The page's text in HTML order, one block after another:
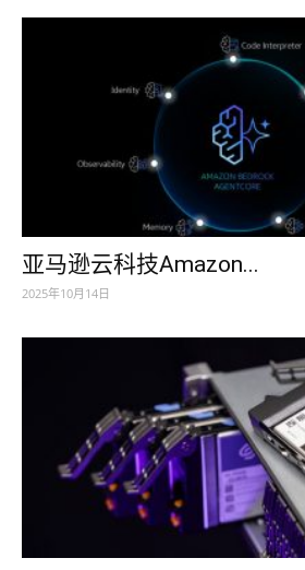
亚马逊云科技Amazon...
2025年10月14日